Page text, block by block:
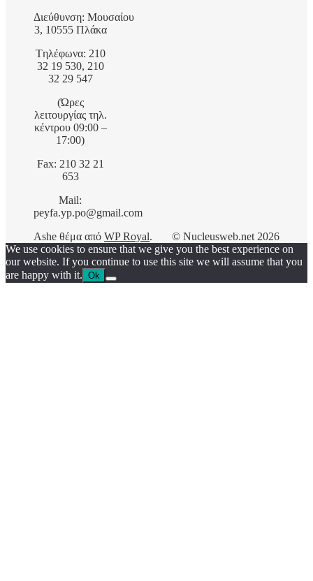
Διεύθυνση: Μουσαίου
3, 10555 Πλάκα
Tηλέφωνα: 210
32 19 530, 210
32 29 547
(Ώρες
λειτουργίας τηλ.
κέντρου 09:00 –
17:00)
Fax: 210 32 21
653
Mail:
peyfa.yp.po@gmail.com
© Nucleusweb.net 2026
Ashe θέμα από WP Royal.
We use cookies to ensure that we give you the best experience on
our website. If you continue to use this site we will assume that you
are happy with it. Ok